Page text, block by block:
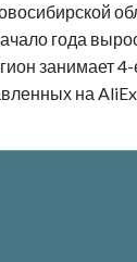
года
занимает
на